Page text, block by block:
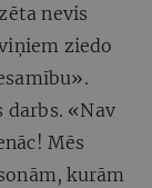
nevis
ziedo
«Nav
Mēs
kurām